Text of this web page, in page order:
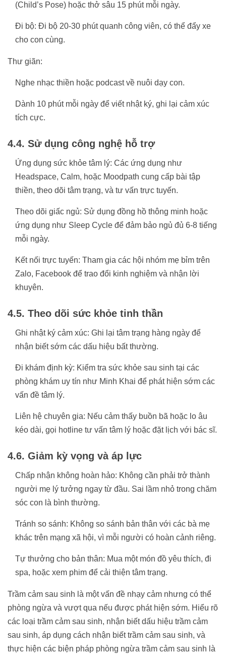
(Child’s Pose) hoặc thở sâu 15 phút mỗi ngày.
Đi bộ: Đi bộ 20-30 phút quanh công viên, có thể đẩy xe
cho con cùng.
Thư giãn:
Nghe nhạc thiền hoặc podcast về nuôi dạy con.
Dành 10 phút mỗi ngày để viết nhật ký, ghi lại cảm xúc
tích cực.
4.4. Sử dụng công nghệ hỗ trợ
Ứng dụng sức khỏe tâm lý: Các ứng dụng như
Headspace, Calm, hoặc Moodpath cung cấp bài tập
thiền, theo dõi tâm trạng, và tư vấn trực tuyến.
Theo dõi giấc ngủ: Sử dụng đồng hồ thông minh hoặc
ứng dụng như Sleep Cycle để đảm bảo ngủ đủ 6-8 tiếng
mỗi ngày.
Kết nối trực tuyến: Tham gia các hội nhóm mẹ bỉm trên
Zalo, Facebook để trao đổi kinh nghiệm và nhận lời
khuyên.
4.5. Theo dõi sức khỏe tinh thần
Ghi nhật ký cảm xúc: Ghi lại tâm trạng hàng ngày để
nhận biết sớm các dấu hiệu bất thường.
Đi khám định kỳ: Kiểm tra sức khỏe sau sinh tại các
phòng khám uy tín như Minh Khai để phát hiện sớm các
vấn đề tâm lý.
Liên hệ chuyên gia: Nếu cảm thấy buồn bã hoặc lo âu
kéo dài, gọi hotline tư vấn tâm lý hoặc đặt lịch với bác sĩ.
4.6. Giảm kỳ vọng và áp lực
Chấp nhận không hoàn hảo: Không cần phải trở thành
người mẹ lý tưởng ngay từ đầu. Sai lầm nhỏ trong chăm
sóc con là bình thường.
Tránh so sánh: Không so sánh bản thân với các bà mẹ
khác trên mạng xã hội, vì mỗi người có hoàn cảnh riêng.
Tự thưởng cho bản thân: Mua một món đồ yêu thích, đi
spa, hoặc xem phim để cải thiện tâm trạng.
Trầm cảm sau sinh là một vấn đề nhạy cảm nhưng có thể
phòng ngừa và vượt qua nếu được phát hiện sớm. Hiểu rõ
các loại trầm cảm sau sinh, nhận biết dấu hiệu trầm cảm
sau sinh, áp dụng cách nhận biết trầm cảm sau sinh, và
thực hiện các biện pháp phòng ngừa trầm cảm sau sinh là